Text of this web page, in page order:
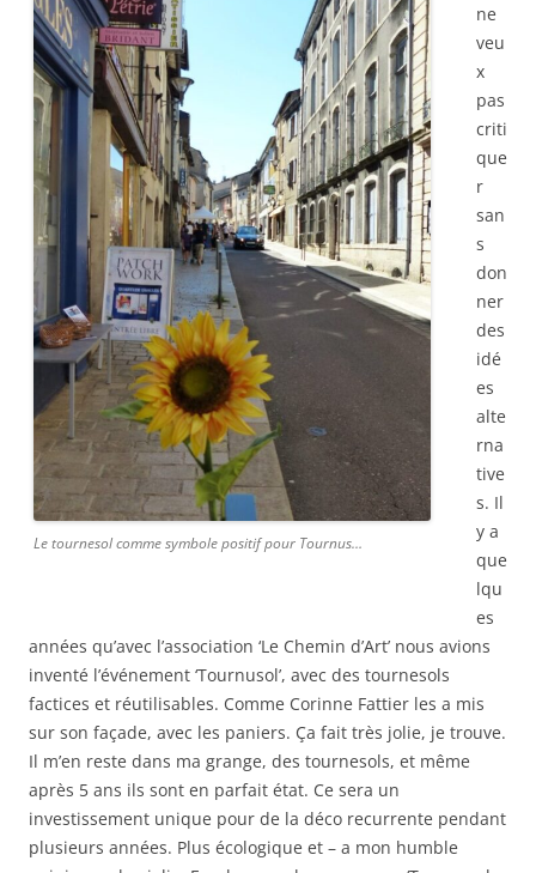
Le tournesol comme symbole positif pour Tournus…
ne
veu
x
pas
criti
que
r
san
s
don
ner
des
idé
es
alte
rna
tive
s. Il
y a
que
lqu
es
années qu’avec l’association ‘Le Chemin d’Art’ nous avions
inventé l’événement ‘Tournusol’, avec des tournesols
factices et réutilisables. Comme Corinne Fattier les a mis
sur son façade, avec les paniers. Ça fait très jolie, je trouve.
Il m’en reste dans ma grange, des tournesols, et même
après 5 ans ils sont en parfait état. Ce sera un
investissement unique pour de la déco recurrente pendant
plusieurs années. Plus écologique et – a mon humble